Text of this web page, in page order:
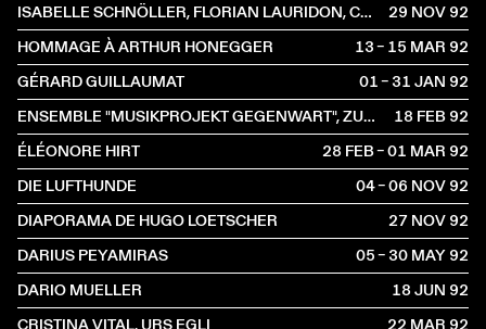
ISABELLE SCHNÖLLER, FLORIAN LAURIDON, CÉCILE DENEAU
29 NOV1992
HOMMAGE À ARTHUR HONEGGER
13 – 15 MAR1992
GÉRARD GUILLAUMAT
01 – 31 JAN1992
ENSEMBLE "MUSIKPROJEKT GEGENWART", ZURICH
18 FEB1992
ÉLÉONORE HIRT
28 FEB – 01 MAR1992
DIE LUFTHUNDE
04 – 06 NOV1992
DIAPORAMA DE HUGO LOETSCHER
27 NOV1992
DARIUS PEYAMIRAS
05 – 30 MAY1992
DARIO MUELLER
18 JUN1992
CRISTINA VITAL, URS EGLI
22 MAR1992